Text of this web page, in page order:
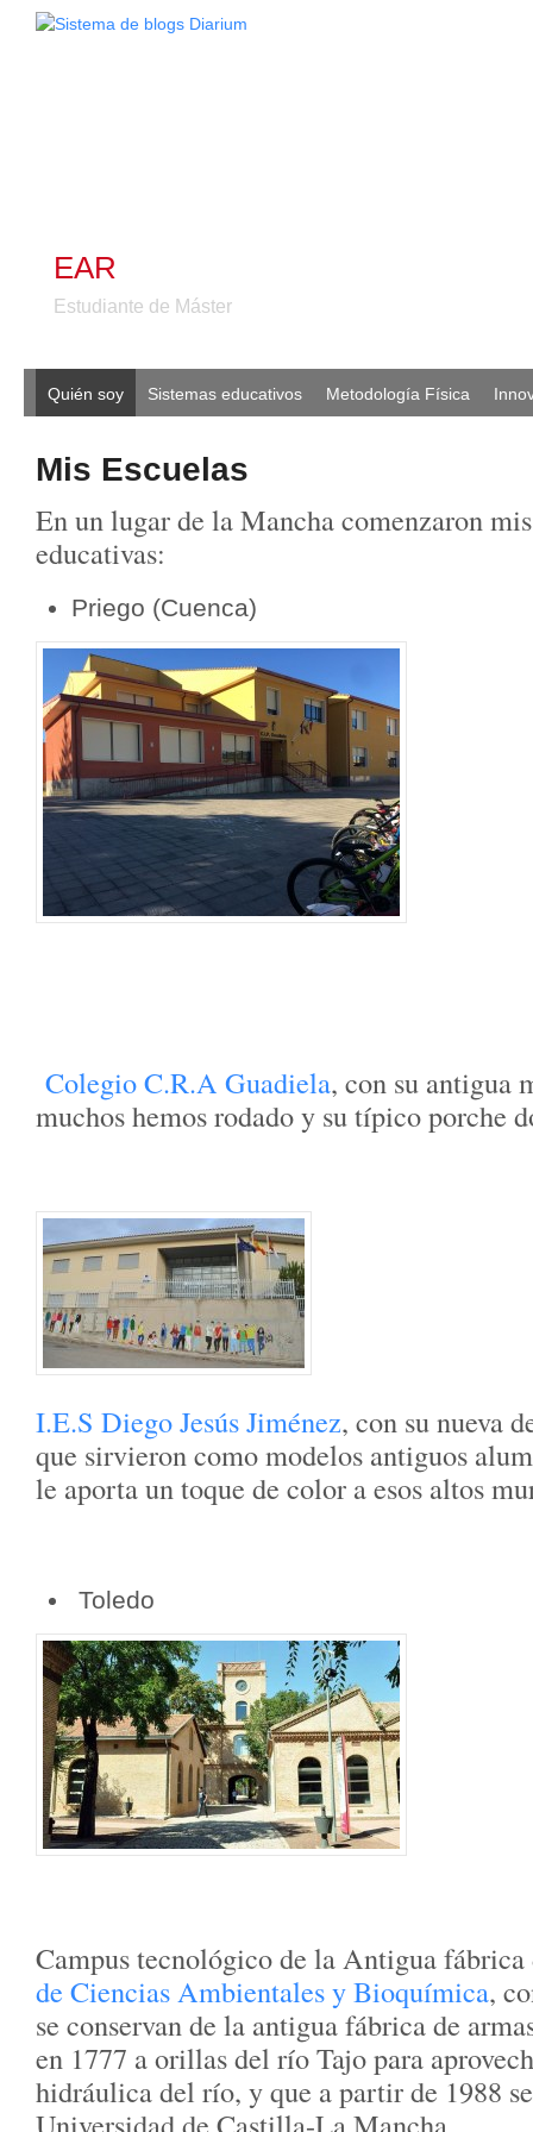
EAR
Estudiante de Máster
Quién soy Sistemas educativos Metodología Física
Mis Escuelas
En un lugar de la Mancha comenzaron
educativas:
Priego (Cuenca)
Colegio C.R.A Guadiela, con su antigua
muchos hemos rodado y su típico porche
I.E.S Diego Jesús Jiménez, con su nueva
que sirvieron como modelos antiguos
le aporta un toque de color a esos altos
Toledo
Campus tecnológico de la Antigua fábrica
de Ciencias Ambientales y Bioquímica,
se conservan de la antigua fábrica de
en 1777 a orillas del río Tajo para
hidráulica del río, y que a partir de 1988